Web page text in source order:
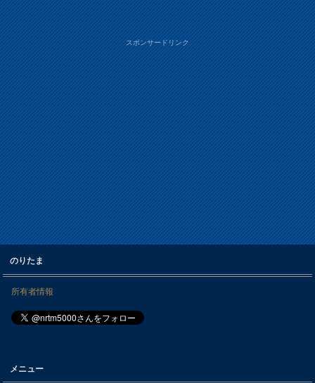
スポンサードリンク
のりたま
所有者情報
メニュー